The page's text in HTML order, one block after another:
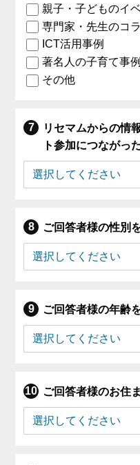
親子・子どものイ
専門家・先生のコ
ICT活用事例
著名人の子育て事
その他
リセマムからの情
ト参加につながっ
ご回答者様の性別
ご回答者様の年齢
ご回答者様のお住